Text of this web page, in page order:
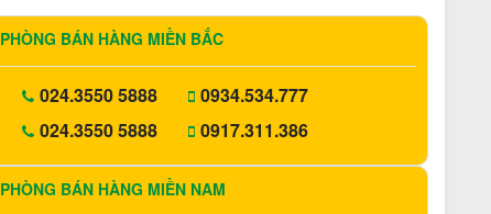
PHÒNG BÁN HÀNG MIỀN BẮC
024.3550 5888
024.3550 5888
0934.534.777
0917.311.386
PHÒNG BÁN HÀNG MIỀN NAM